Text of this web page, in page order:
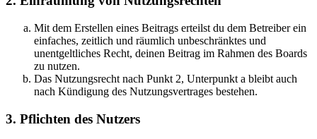
Mit dem Erstellen eines Beitrags erteilst du dem Betreiber ein
einfaches, zeitlich und räumlich unbeschränktes und
unentgeltliches Recht, deinen Beitrag im Rahmen des Boards
zu nutzen.
Das Nutzungsrecht nach Punkt 2, Unterpunkt a bleibt auch
nach Kündigung des Nutzungsvertrages bestehen.
3. Pflichten des Nutzers